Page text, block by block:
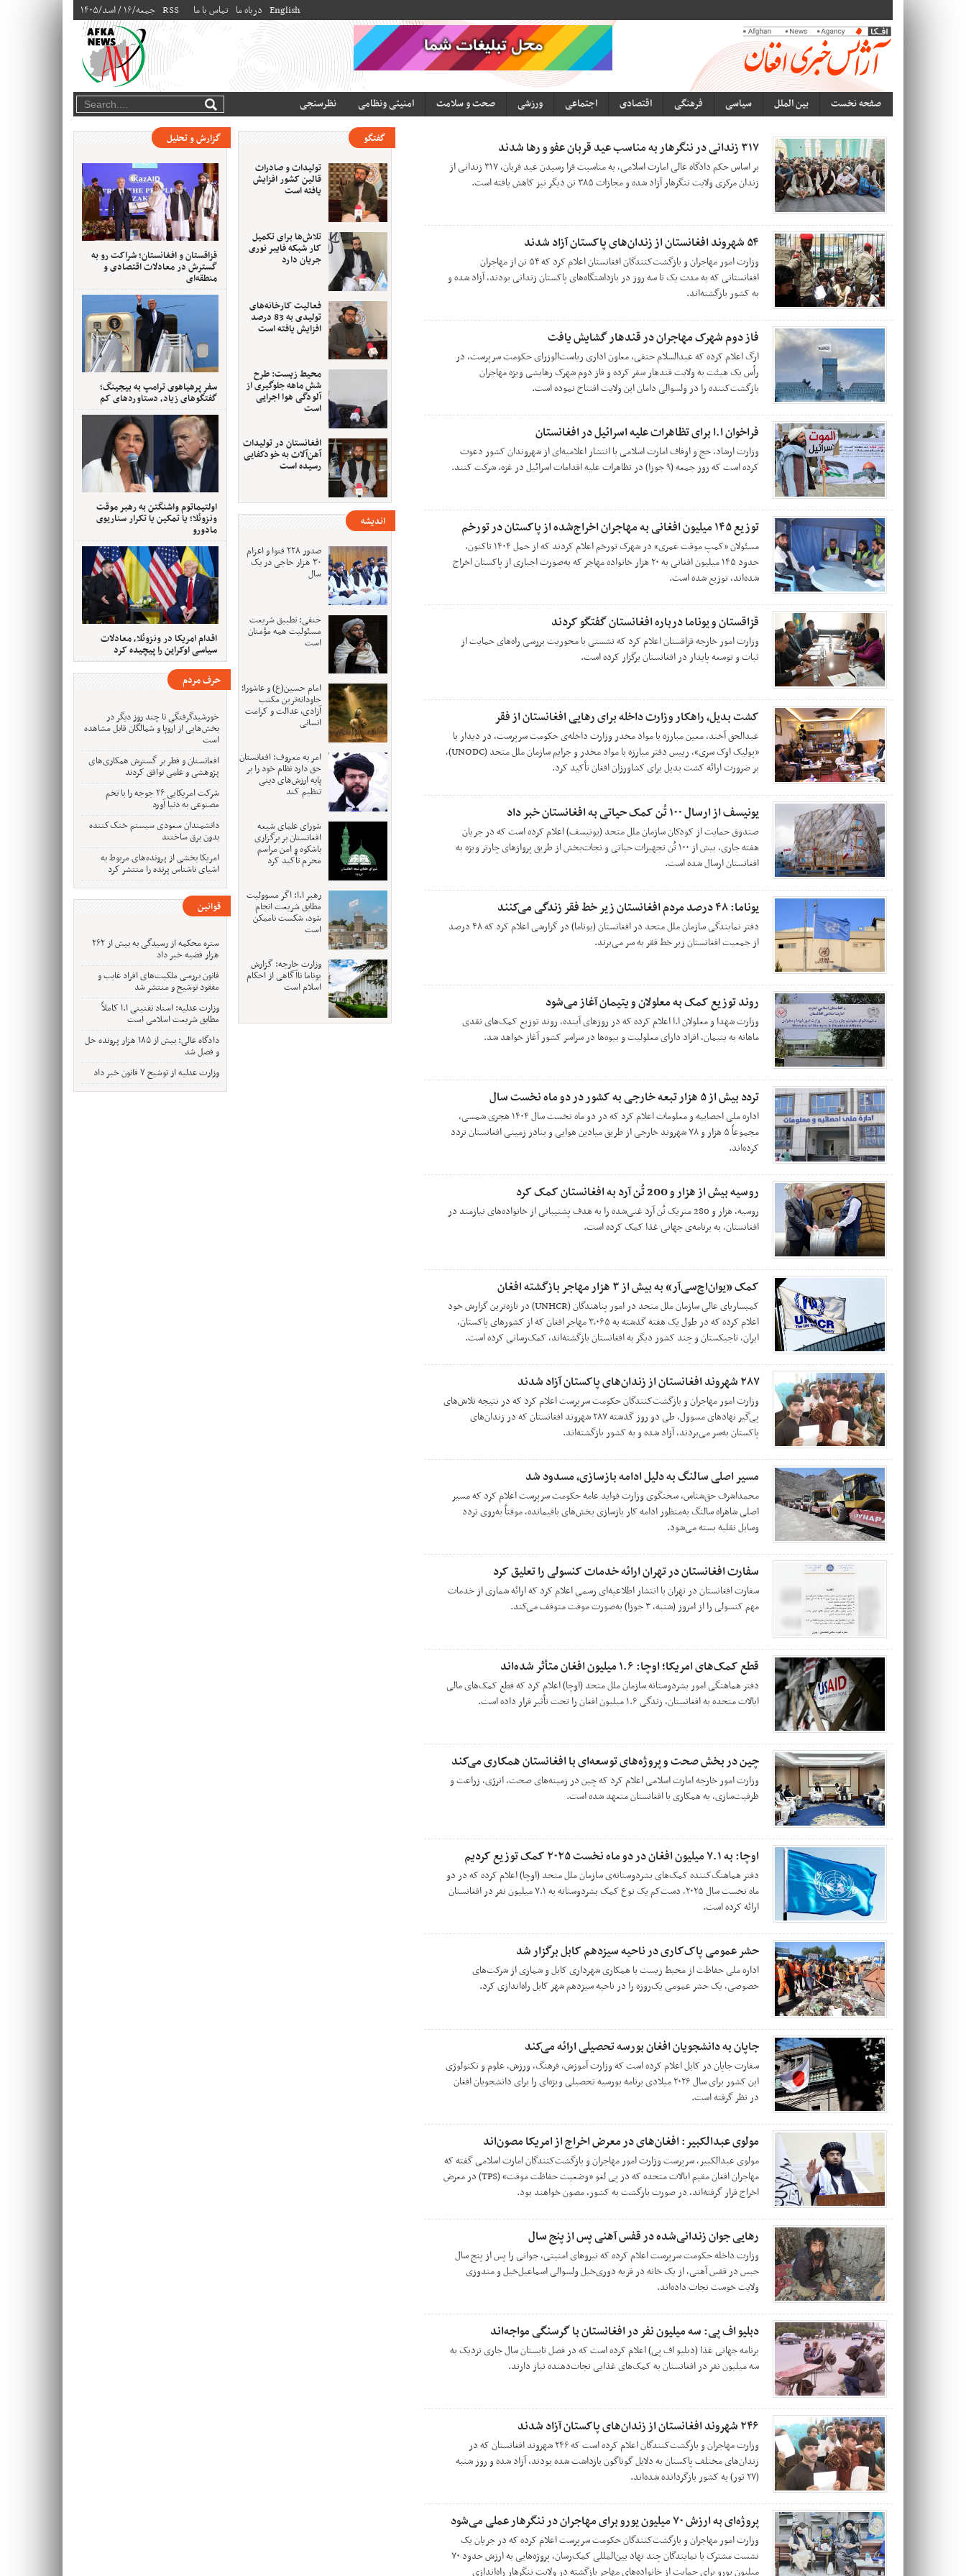
۱۴۰۵/جمعه/۱۶ / اسد RSS تماس با ما درباه ما English
صفحه نخست بین الملل سیاسی فرهنگی اقتصادی اجتماعی ورزشی صحت و سلامت امنیتی ونظامی نظرسنجی
۳۱۷ زندانی در ننگرهار به مناسب عید قربان عفو و رها شدند
بر اساس حکم دادگاه عالی امارت اسلامی، به مناسبت فرا رسیدن عید قربان، ۳۱۷ زندانی از
زندان مرکزی ولایت ننگرهار آزاد شده و مجازات ۳۸۵ تن دیگر نیز کاهش یافته است.
۵۴ شهروند افغانستان از زندان‌های پاکستان آزاد شدند
وزارت امور مهاجران و بازگشت‌کنندگان افغانستان اعلام کرد که ۵۴ تن از مهاجران
افغانستانی که به مدت یک تا سه روز در بازداشتگاه‌های پاکستان زندانی بودند، آزاد شده و
به کشور بازگشته‌اند.
فاز دوم شهرک مهاجران در قندهار گشایش یافت
ارگ اعلام کرده که عبدالسلام حنفی، معاون اداری ریاست‌الوزرای حکومت سرپرست، در
رأس یک هیئت به ولایت قندهار سفر کرده و فاز دوم شهرک رهایشی ویژه مهاجران
بازگشت‌کننده را در ولسوالی دامان این ولایت افتتاح نموده است.
فراخوان ا.ا برای تظاهرات علیه اسرائیل در افغانستان
وزارت ارشاد، حج و اوقاف امارت اسلامی با انتشار اعلامیه‌ای از شهروندان کشور دعوت
کرده است که روز جمعه (۹ جوزا) در تظاهرات علیه اقدامات اسرائیل در غزه، شرکت کنند.
توزیع ۱۴۵ میلیون افغانی به مهاجران اخراج‌شده از پاکستان در تورخم
مسئولان «کمپ موقت عمری» در شهرک تورخم اعلام کردند که از حمل ۱۴۰۴ تاکنون،
حدود ۱۴۵ میلیون افغانی به ۲۰ هزار خانواده مهاجر که به‌صورت اجباری از پاکستان اخراج
شده‌اند، توزیع شده است.
قزاقستان و یوناما درباره افغانستان گفتگو کردند
وزارت امور خارجه قزاقستان اعلام کرد که نشستی با محوریت بررسی راه‌های حمایت از
ثبات و توسعه پایدار در افغانستان برگزار کرده است.
کشت بدیل، راهکار وزارت داخله برای رهایی افغانستان از فقر
عبدالحق آخند، معین مبارزه با مواد مخدر وزارت داخله‌ی حکومت سرپرست، در دیدار با
«پولیک اوک سری»، رییس دفتر مبارزه با مواد مخدر و جرایم سازمان ملل متحد (UNODC)،
بر ضرورت ارائه کشت بدیل برای کشاورزان افغان تأکید کرد.
یونیسف از ارسال ۱۰۰ تُن کمک حیاتی به افغانستان خبر داد
صندوق حمایت از کودکان سازمان ملل متحد (یونیسف) اعلام کرده است که در جریان
هفته جاری، بیش از ۱۰۰ تُن تجهیزات حیاتی و نجات‌بخش از طریق پروازهای چارتر ویژه به
افغانستان ارسال شده است.
یوناما: ۴۸ درصد مردم افغانستان زیر خط فقر زندگی می‌کنند
دفتر نمایندگی سازمان ملل متحد در افغانستان (یوناما) در گزارشی اعلام کرد که ۴۸ درصد
از جمعیت افغانستان زیر خط فقر به سر می‌برند.
روند توزیع کمک به معلولان و یتیمان آغاز می‌شود
وزارت شهدا و معلولان ا.ا اعلام کرده که در روزهای آینده، روند توزیع کمک‌های نقدی
ماهانه به یتیمان، افراد دارای معلولیت و بیوه‌ها در سراسر کشور آغاز خواهد شد.
تردد بیش از ۵ هزار تبعه خارجی به کشور در دو ماه نخست سال
اداره ملی احصاییه و معلومات اعلام کرد که در دو ماه نخست سال ۱۴۰۴ هجری شمسی،
مجموعاً ۵ هزار و ۷۸ شهروند خارجی از طریق میادین هوایی و بنادر زمینی افغانستان تردد
کرده‌اند.
روسیه بیش از هزار و 200 تُن آرد به افغانستان کمک کرد
روسیه، هزار و 280 متریک تُن آرد غنی‌شده را به‌ هدف پشتیبانی از خانواده‌های نیازمند در
افغانستان، به برنامه‌ی جهانی غذا کمک کرده است.
کمک «یوان‌اچ‌سی‌آر» به بیش از ۳ هزار مهاجر بازگشته افغان
کمیساریای عالی سازمان ملل متحد در امور پناهندگان (UNHCR) در تازه‌ترین گزارش خود
اعلام کرده که در طول یک هفته گذشته به ۳٬۰۶۵ مهاجر افغان که از کشورهای پاکستان،
ایران، تاجیکستان و چند کشور دیگر به افغانستان بازگشته‌اند، کمک‌رسانی کرده است.
۲۸۷ شهروند افغانستان از زندان‌های پاکستان آزاد شدند
وزارت امور مهاجران و بازگشت‌کنندگان حکومت سرپرست اعلام کرد که در نتیجه تلاش‌های
پی‌گیر نهادهای مسوول، طی دو روز گذشته ۲۸۷ شهروند افغانستان که در زندان‌های
پاکستان به‌سر می‌بردند، آزاد شده و به کشور بازگشته‌اند.
مسیر اصلی سالنگ به دلیل ادامه بازسازی، مسدود شد
محمداشرف حق‌شناس، سخنگوی وزارت فواید عامه حکومت سرپرست اعلام کرد که مسیر
اصلی شاهراه سالنگ به‌منظور ادامه کار بازسازی بخش‌های باقیمانده، موقتاً به‌روی تردد
وسایل نقلیه بسته می‌شود.
سفارت افغانستان در تهران ارائه خدمات کنسولی را تعلیق کرد
سفارت افغانستان در تهران با انتشار اطلاعیه‌ای رسمی اعلام کرد که ارائه شماری از خدمات
مهم کنسولی را از امروز (شنبه، ۳ جوزا) به‌صورت موقت متوقف می‌کند.
قطع کمک‌های امریکا؛ اوچا: ۱.۶ میلیون افغان متأثر شده‌اند
دفتر هماهنگی امور بشردوستانه سازمان ملل متحد (اوچا) اعلام کرد که قطع کمک‌های مالی
ایالات متحده به افغانستان، زندگی ۱.۶ میلیون افغان را تحت تأثیر قرار داده است.
چین در بخش صحت و پروژه‌های توسعه‌ای با افغانستان همکاری می‌کند
وزارت امور خارجه امارت اسلامی اعلام کرد که چین در زمینه‌های صحت، انرژی، زراعت و
ظرفیت‌سازی، به همکاری با افغانستان متعهد شده است.
اوچا: به ۷.۱ میلیون افغان در دو ماه نخست ۲۰۲۵ کمک توزیع کردیم
دفتر هماهنگ‌کننده کمک‌های بشردوستانه‌ی سازمان ملل متحد (اوچا) اعلام کرده که در دو
ماه نخست سال ۲۰۲۵، دست‌کم یک نوع کمک بشردوستانه به ۷.۱ میلیون نفر در افغانستان
ارائه کرده است.
حشر عمومی پاک‌کاری در ناحیه سیزدهم کابل برگزار شد
اداره ملی حفاظت از محیط زیست با همکاری شهرداری کابل و شماری از شرکت‌های
خصوصی، یک حشر عمومی یک‌روزه را در ناحیه سیزدهم شهر کابل راه‌اندازی کرد.
جاپان به دانشجویان افغان بورسه تحصیلی ارائه می‌کند
سفارت جاپان در کابل اعلام کرده است که وزارت آموزش، فرهنگ، ورزش، علوم و تکنولوژی
این کشور برای سال ۲۰۲۶ میلادی برنامه‌ بورسیه‌ تحصیلی ویژه‌ای را برای دانشجویان افغان
در نظر گرفته است.
مولوی عبدالکبیر: افغان‌های در معرض اخراج از امریکا مصون‌اند
مولوی عبدالکبیر، سرپرست وزارت امور مهاجران و بازگشت‌کنندگان امارت اسلامی گفته که
مهاجران افغان مقیم ایالات متحده که در پی لغو «وضعیت حفاظت موقت» (TPS) در معرض
اخراج قرار گرفته‌اند، در صورت بازگشت به کشور، مصون خواهند بود.
رهایی جوان زندانی‌شده در قفس آهنی پس از پنج سال
وزارت داخله حکومت سرپرست اعلام کرده که نیروهای امنیتی، جوانی را پس از پنج سال
حبس در قفس آهنی، از یک خانه در قریه دوری‌خیل ولسوالی اسماعیل‌خیل و مندوزی
ولایت خوست نجات داده‌اند.
دبلیو اف پی: سه میلیون نفر در افغانستان با گرسنگی مواجه‌اند
برنامه جهانی غذا (دبلیو اف پی) اعلام کرده است که در فصل تابستان سال جاری نزدیک به
سه میلیون نفر در افغانستان به کمک‌های غذایی نجات‌دهنده نیاز دارند.
۲۴۶ شهروند افغانستان از زندان‌های پاکستان آزاد شدند
وزارت مهاجران و بازگشت‌کنندگان اعلام کرده است که ۲۴۶ شهروند افغانستان که در
زندان‌های مختلف پاکستان به دلایل گوناگون بازداشت شده بودند، آزاد شده و روز شنبه
(۲۷ ثور) به کشور بازگردانده شده‌اند.
پروژه‌ای به ارزش ۷۰ میلیون یورو برای مهاجران در ننگرهار عملی می‌شود
وزارت امور مهاجران و بازگشت‌کنندگان حکومت سرپرست اعلام کرده که در جریان یک
نشست مشترک با نمایندگان چند نهاد بین‌المللی کمک‌رسان، پروژه‌هایی به ارزش حدود ۷۰
میلیون یورو برای حمایت از خانواده‌های مهاجر بازگشته در ولایت ننگرهار راه‌اندازی
گفتگو
تولیدات و صادرات
قالین کشور افزایش
یافته است
تلاش‌ها برای تکمیل
کار شبکه فایبر نوری
جریان دارد
فعالیت کارخانه‌های
تولیدی به 83 درصد
افزایش یافته است
محیط زیست: طرح
شش ماهه جلوگیری از
آلودگی هوا اجرایی
است
افغانستان در تولیدات
آهن‌آلات به خودکفایی
رسیده است
اندیشه
صدور ۲۲۸ فتوا و اعزام
۳۰ هزار حاجی در یک
سال
حنفی: تطبیق شریعت
مسئولیت همه مؤمنان
است
امام حسین(ع) و عاشورا؛
جاودانه‌ترین مکتب
آزادی، عدالت و کرامت
انسانی
امر به معروف: افغانستان
حق دارد نظام خود را بر
پایه ارزش‌های دینی
تنظیم کند
شورای علمای شیعه
افغانستان بر برگزاری
باشکوه و امن مراسم
محرم تأکید کرد
رهبر ا.ا: اگر مسوولیت‌
مطابق شریعت انجام
شود، شکست ناممکن
است
وزارت خارجه: گزارش
یوناما ناآگاهی از احکام
اسلام است
گزارش و تحلیل
قزاقستان و افغانستان؛ شراکت رو به
گسترش در معادلات اقتصادی و
منطقه‌ای
سفر پرهیاهوی ترامپ به بیجینگ؛
گفتگوهای زیاد، دستاوردهای کم
اولتیماتوم واشنگتن به رهبر موقت
ونزوئلا؛ یا تمکین یا تکرار سناریوی
مادورو
اقدام امریکا در ونزوئلا، معادلات
سیاسی اوکراین را پیچیده کرد
حرف مردم
خورشیدگرفتگی تا چند روز دیگر در
بخش‌هایی از اروپا و شمالگان قابل مشاهده
است
افغانستان و قطر بر گسترش همکاری‌های
پژوهشی و علمی توافق کردند
شرکت امریکایی ۲۶ جوجه را با تخم
مصنوعی به دنیا آورد
دانشمندان سعودی سیستم خنک‌کننده
بدون برق ساختند
امریکا بخشی از پرونده‌های مربوط به
اشیای ناشناس پرنده را منتشر کرد
قوانین
ستره محکمه از رسیدگی به بیش از ۲۶۲
هزار قضیه خبر داد
قانون بررسی ملکیت‌های افراد غایب و
مفقود توشیح و منتشر شد
وزارت عدلیه: اسناد تقنینی ا.ا کاملاً
مطابق شریعت اسلامی است
دادگاه عالی: بیش از ۱۸۵ هزار پرونده حل
و فصل شد
وزارت عدلیه از توشیح ۷ قانون خبر داد